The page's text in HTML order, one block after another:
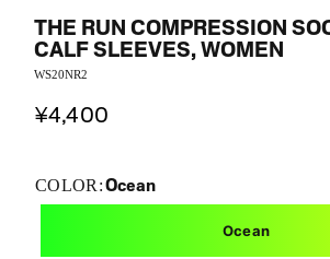
THE RUN COMPRESSION
CALF SLEEVES, WOMEN
WS20NR2
¥4,400
COLOR:Ocean
Ocean